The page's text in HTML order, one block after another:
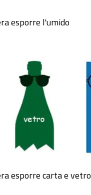
esporre l'umido
alle 23:59
esporre carta e vetro
alle 23:59